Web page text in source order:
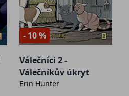
- 10 %
Válečníci 2 -
Válečníkův úkryt
Erin Hunter